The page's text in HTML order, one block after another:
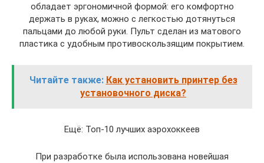
обладает эргономичной формой: его комфортно
держать в руках, можно с легкостью дотянуться
пальцами до любой руки. Пульт сделан из матового
пластика с удобным противоскользящим покрытием.
Читайте также: Как установить принтер без
установочного диска?
Ещё: Топ-10 лучших аэрохоккеев
При разработке была использована новейшая